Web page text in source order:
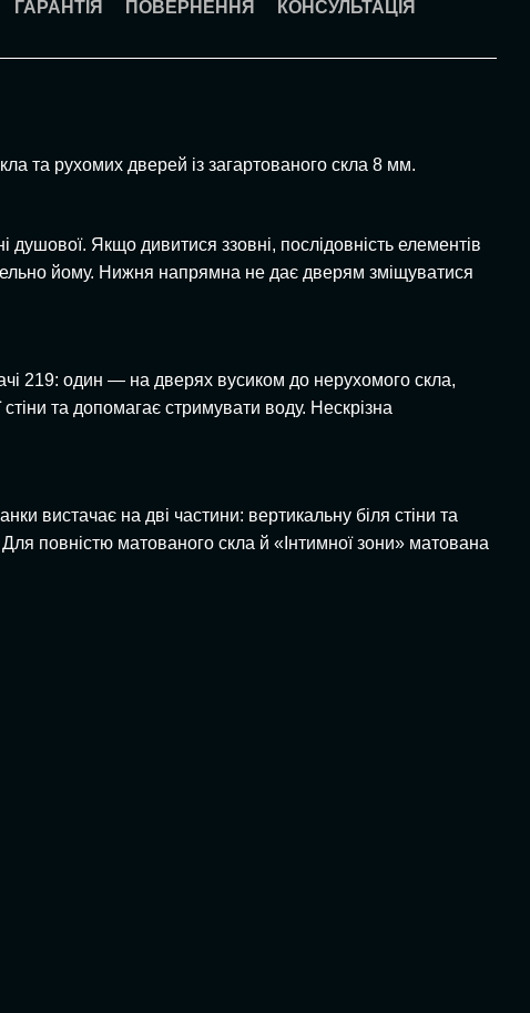
ГАРАНТІЯ ПОВЕРНЕННЯ КОНСУЛЬТАЦІЯ
та рухомих дверей із загартованого скла 8 мм.
Якщо дивитися ззовні, послідовність елементів
йому. Нижня напрямна не дає дверям зміщуватися
219: один — на дверях вусиком до нерухомого скла,
та допомагає стримувати воду. Нескрізна
вистачає на дві частини: вертикальну біля стіни та
повністю матованого скла й «Інтимної зони» матована